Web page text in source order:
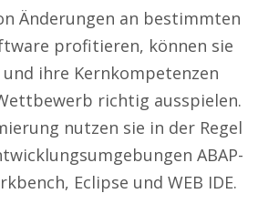
Änderungen an bestimmten
profitieren, können sie
ihre Kernkompetenzen
richtig ausspielen.
nutzen sie in der Regel
ABAP-
Eclipse und WEB IDE.